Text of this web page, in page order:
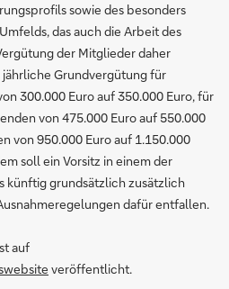
sowie des besonders
das auch die Arbeit des
der Mitglieder daher
Grundvergütung für
300.000 Euro auf 350.000 Euro, für
von 475.000 Euro auf 550.000
von 950.000 Euro auf 1.150.000
soll ein Vorsitz in einem der
künftig grundsätzlich zusätzlich
dafür entfallen.
auf
veröffentlicht.